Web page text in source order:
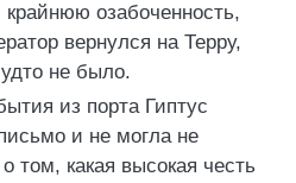
озабоченность,
вернулся на Терру,
не было.
из порта Гиптус
и не могла не
том, какая высокая честь